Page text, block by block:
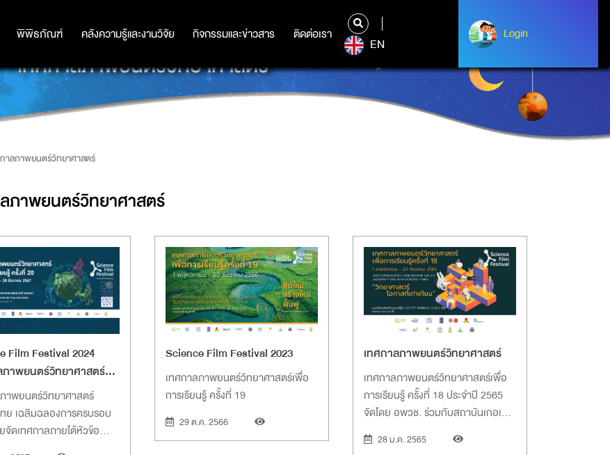
พิพิธภัณฑ์ คลังความรู้และงานวิจัย กิจกรรมและข่าวสาร ติดต่อเรา
พิพิธภัณฑ์ คลังความรู้และงานวิจัย กิจกรรมและข่าวสาร ติดต่อเรา
EN
Login
Albert Einstein
เทศกาลภาพยนตร์วิทยาศาสตร์
าลภาพยนตร์วิทยาศาสตร์
ภาพยนตร์วิทยาศาสตร์
Film Festival 2024
ภาพยนตร์วิทยาศาสตร์
รียนรู้ ครั้งที่ 20
าพยนตร์วิทยาศาสตร์
ทย เฉลิมฉลองการครบรอบ
จัดเทศกาลภายใต้หัวข้อ
ยก๊าซเรือนกระจกสุทธิเป็น
Science Film Festival 2023
เทศกาลภาพยนตร์วิทยาศาสตร์เพื่อ
การเรียนรู้ ครั้งที่ 19
29 ต.ค. 2566
เทศกาลภาพยนตร์วิทยาศาสตร์
เทศกาลภาพยนตร์วิทยาศาสตร์เพื่อ
การเรียนรู้ ครั้งที่ 18 ประจำปี 2565
จัดโดย อพวช. ร่วมกับสถาบันเกอเธ่
ประเทศไทย และสถาบันส่งเสริมการ
สอนวิทยาศาสตร์และเทคโนโลยี
28 ม.ค. 2565